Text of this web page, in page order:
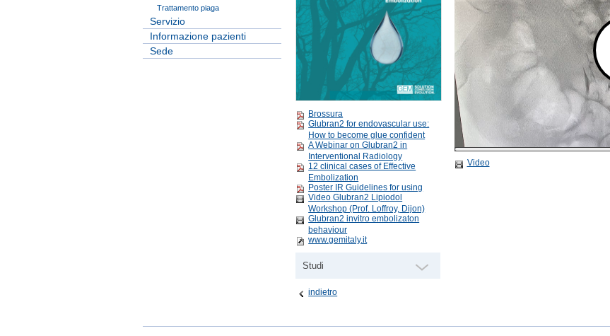
Trattamento piaga
Servizio
Informazione pazienti
Sede
Brossura
Glubran2 for endovascular use:
How to become glue confident
A Webinar on Glubran2 in
Interventional Radiology
12 clinical cases of Effective
Embolization
Poster IR Guidelines for using
Video Glubran2 Lipiodol
Workshop (Prof. Loffroy, Dijon)
Glubran2 invitro embolizaton
behaviour
www.gemitaly.it
Studi
Video
indietro